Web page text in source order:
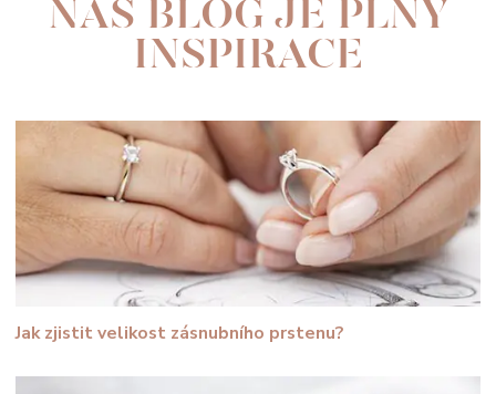
NÁŠ BLOG JE PLNÝ
INSPIRACE
Jak zjistit velikost zásnubního prstenu?